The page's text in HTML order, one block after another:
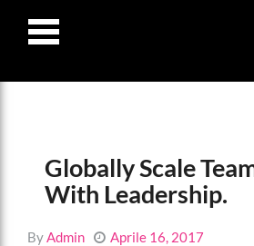
Globally Scale
With Leadership.
ByAdmin Aprile 16, 2017